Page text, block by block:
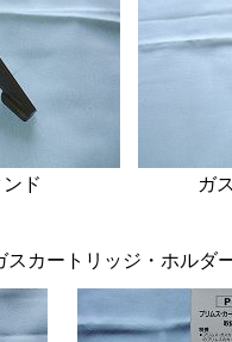
ド ガ
カートリッジ・ホルダ